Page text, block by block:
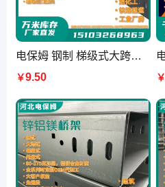
电保姆 钢制 梯级式大跨距 槽式大跨度 热镀锌桥架 电力强弱电工程
￥9.50 ￥